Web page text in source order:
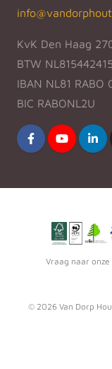
KvK Den Haag
BTW
IBAN NL81
BIC RABONL2U
Vraag naar
© 2026 Van Dorp